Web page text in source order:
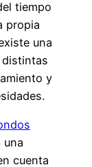
tiempo
propia
una
distintas
y
una
cuenta